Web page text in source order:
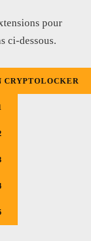
pour
ci-dessous.
CRYPTOLOCKER